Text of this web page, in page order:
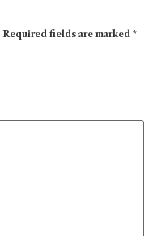
Required fields are marked*